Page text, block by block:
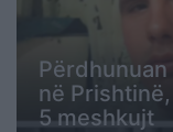
në
5 meshkujt